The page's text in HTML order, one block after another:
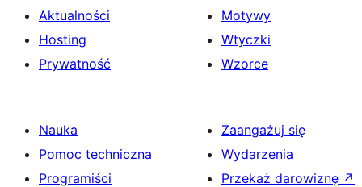
Aktualności
Hosting
Prywatność
Motywy
Wtyczki
Wzorce
Nauka
Pomoc techniczna
Programiści
Zaangażuj się
Wydarzenia
Przekaż darowiznę ↗